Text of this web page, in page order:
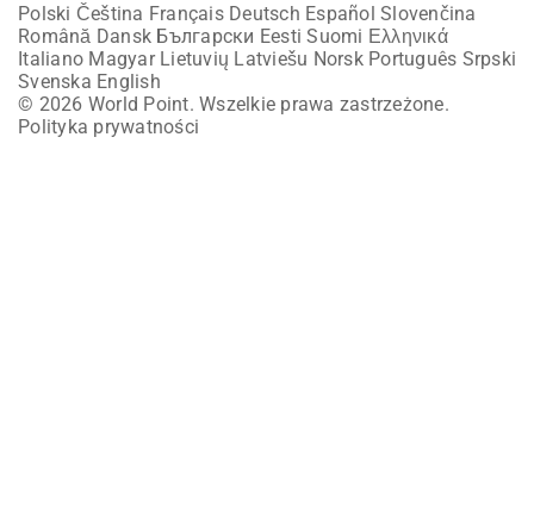
Polski Čeština Français Deutsch Español Slovenčina
Română Dansk Български Eesti Suomi Ελληνικά
Italiano Magyar Lietuvių Latviešu Norsk Português Srpski
Svenska English
© 2026 World Point. Wszelkie prawa zastrzeżone.
Polityka prywatności